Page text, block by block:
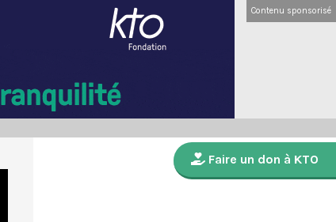
Contenu sponsorisé
Faire un don à KTO